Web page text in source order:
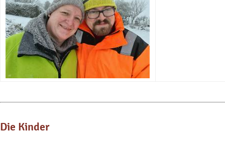
Die Kinder